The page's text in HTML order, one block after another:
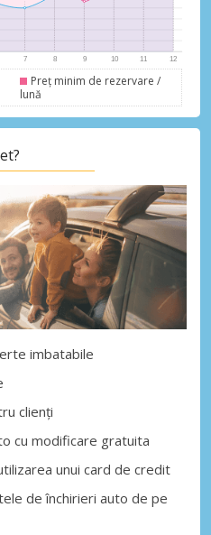
Preț minim de rezervare /
lună
imbatabile
clienți
cu modificare gratuita
unui card de credit
de închirieri auto de pe